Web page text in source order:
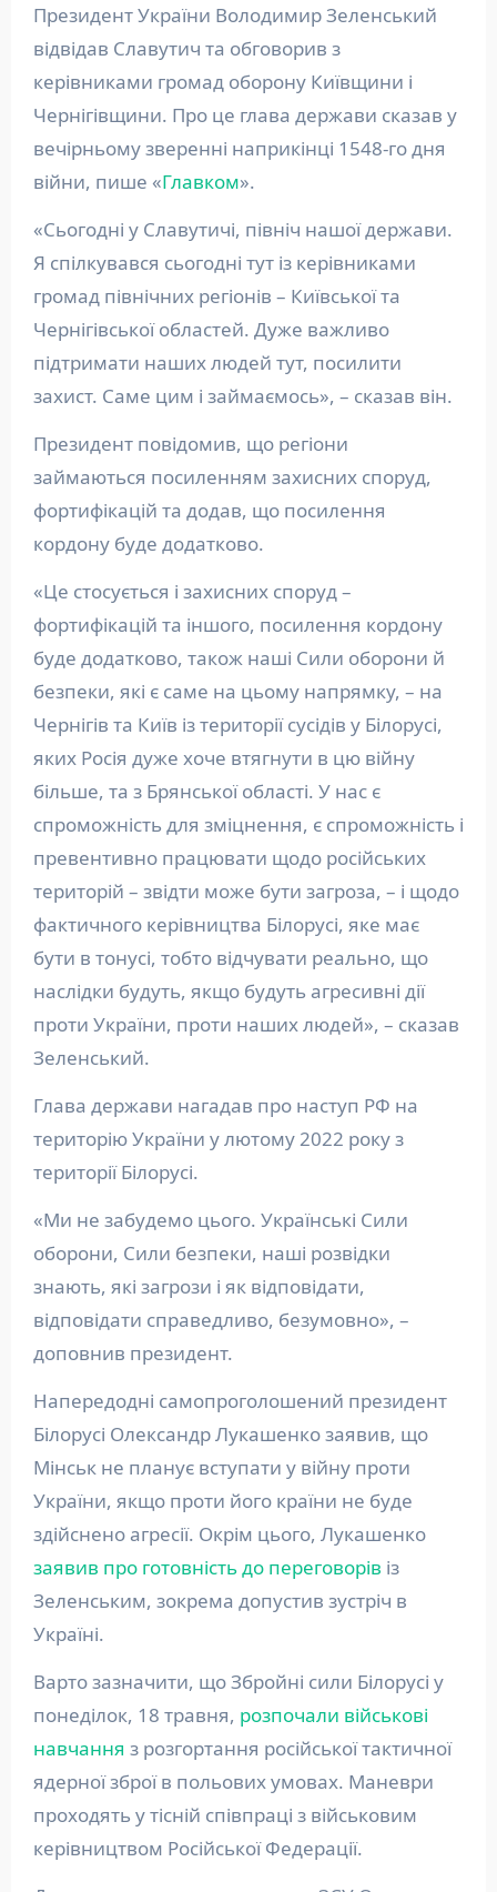
Президент України Володимир Зеленський
відвідав Славутич та обговорив з
керівниками громад оборону Київщини і
Чернігівщини. Про це глава держави сказав у
вечірньому зверенні наприкінці 1548-го дня
війни, пише «Главком».
«Сьогодні у Славутичі, північ нашої держави.
Я спілкувався сьогодні тут із керівниками
громад північних регіонів – Київської та
Чернігівської областей. Дуже важливо
підтримати наших людей тут, посилити
захист. Саме цим і займаємось», – сказав він.
Президент повідомив, що регіони
займаються посиленням захисних споруд,
фортифікацій та додав, що посилення
кордону буде додатково.
«Це стосується і захисних споруд –
фортифікацій та іншого, посилення кордону
буде додатково, також наші Сили оборони й
безпеки, які є саме на цьому напрямку, – на
Чернігів та Київ із території сусідів у Білорусі,
яких Росія дуже хоче втягнути в цю війну
більше, та з Брянської області. У нас є
спроможність для зміцнення, є спроможність і
превентивно працювати щодо російських
територій – звідти може бути загроза, – і щодо
фактичного керівництва Білорусі, яке має
бути в тонусі, тобто відчувати реально, що
наслідки будуть, якщо будуть агресивні дії
проти України, проти наших людей», – сказав
Зеленський.
Глава держави нагадав про наступ РФ на
територію України у лютому 2022 року з
території Білорусі.
«Ми не забудемо цього. Українські Сили
оборони, Сили безпеки, наші розвідки
знають, які загрози і як відповідати,
відповідати справедливо, безумовно», –
доповнив президент.
Напередодні самопроголошений президент
Білорусі Олександр Лукашенко заявив, що
Мінськ не планує вступати у війну проти
України, якщо проти його країни не буде
здійснено агресії. Окрім цього, Лукашенко
заявив про готовність до переговорів із
Зеленським, зокрема допустив зустріч в
Україні.
Варто зазначити, що Збройні сили Білорусі у
понеділок, 18 травня, розпочали військові
навчання з розгортання російської тактичної
ядерної зброї в польових умовах. Маневри
проходять у тісній співпраці з військовим
керівництвом Російської Федерації.